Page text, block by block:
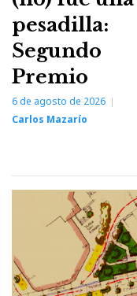
pesadilla:
Segundo
Premio
6 de agosto de 2026
Carlos Mazarío